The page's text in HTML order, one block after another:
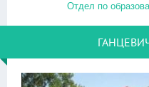
Отдел по